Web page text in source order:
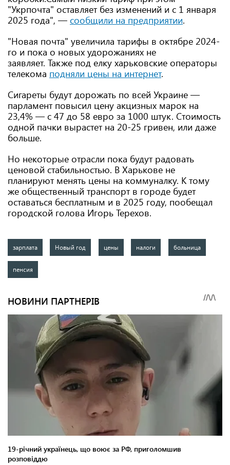
"Укрпочта" оставляет без изменений и с 1 января
2025 года", — сообщили на предприятии.
"Новая почта" увеличила тарифы в октябре 2024-
го и пока о новых удорожаниях не
заявляет. Также под елку харьковские операторы
телекома подняли цены на интернет.
Сигареты будут дорожать по всей Украине —
парламент повысил цену акцизных марок на
23,4% — с 47 до 58 евро за 1000 штук. Стоимость
одной пачки вырастет на 20-25 гривен, или даже
больше.
Но некоторые отрасли пока будут радовать
ценовой стабильностью. В Харькове не
планируют менять цены на коммуналку. К тому
же общественный транспорт в городе будет
оставаться бесплатным и в 2025 году, пообещал
городской голова Игорь Терехов.
зарплата Новый год цены налоги больница
пенсия